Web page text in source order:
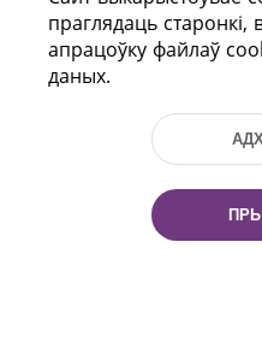
праспект
г. Мiнск, Рэспубліка
Тэл.: (+375 17) 368 37
праглядаць старонкі,
апрацоўку файлаў
даных.